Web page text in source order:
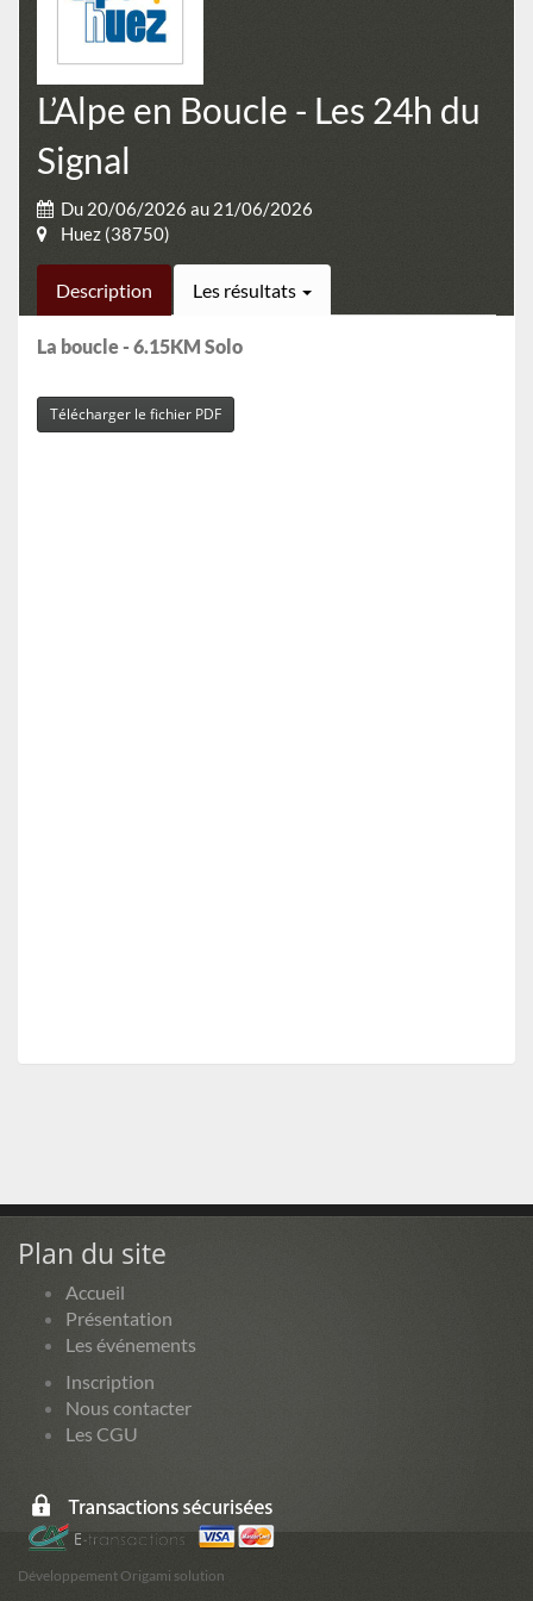
L’Alpe en Boucle - Les 24h du
Signal
Du 20/06/2026 au 21/06/2026
Huez (38750)
Description Les résultats
La boucle - 6.15KM Solo
Télécharger le fichier PDF
Plan du site
Accueil
Présentation
Les événements
Inscription
Nous contacter
Les CGU
Développement Origami solution